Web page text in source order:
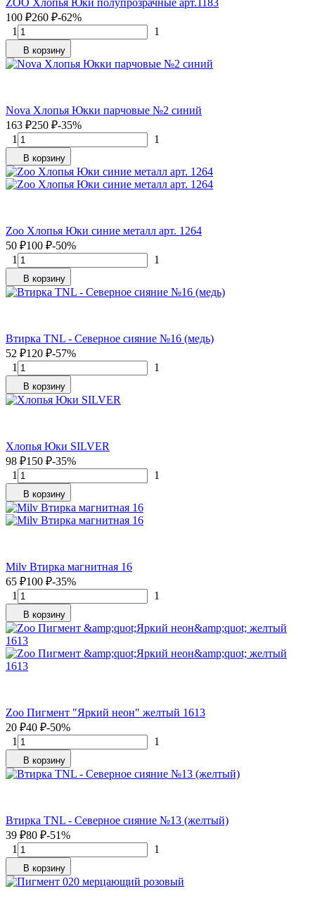
100 ₽260 ₽-62%
1
1
В корзину
Nova Хлопья Юкки парчовые №2 синий
163 ₽250 ₽-35%
1
1
В корзину
Zoo Хлопья Юки синие металл арт. 1264
50 ₽100 ₽-50%
1
1
В корзину
Втирка TNL - Северное сияние №16 (медь)
52 ₽120 ₽-57%
1
1
В корзину
Хлопья Юки SILVER
98 ₽150 ₽-35%
1
1
В корзину
Milv Втирка магнитная 16
65 ₽100 ₽-35%
1
1
В корзину
Zoo Пигмент "Яркий неон" желтый 1613
20 ₽40 ₽-50%
1
1
В корзину
Втирка TNL - Северное сияние №13 (желтый)
39 ₽80 ₽-51%
1
1
В корзину